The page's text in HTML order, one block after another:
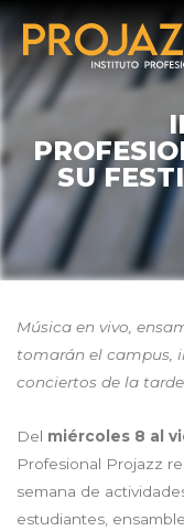
SU
Música en vivo,
tomarán el campus,
conciertos de la
Del miércoles 8 al
Profesional Projazz
semana de
estudiantes,